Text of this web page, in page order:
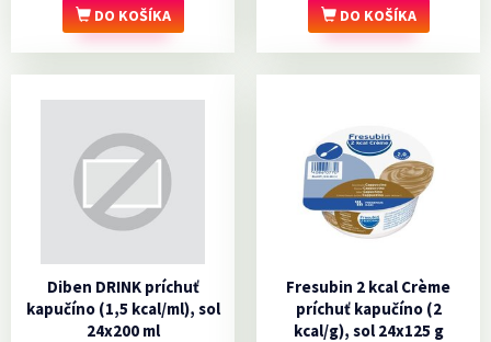
DO KOŠÍKA DO KOŠÍKA
Diben DRINK príchuť
kapučíno (1,5 kcal/ml), sol
24x200 ml
Fresubin 2 kcal Crème
príchuť kapučíno (2
kcal/g), sol 24x125 g